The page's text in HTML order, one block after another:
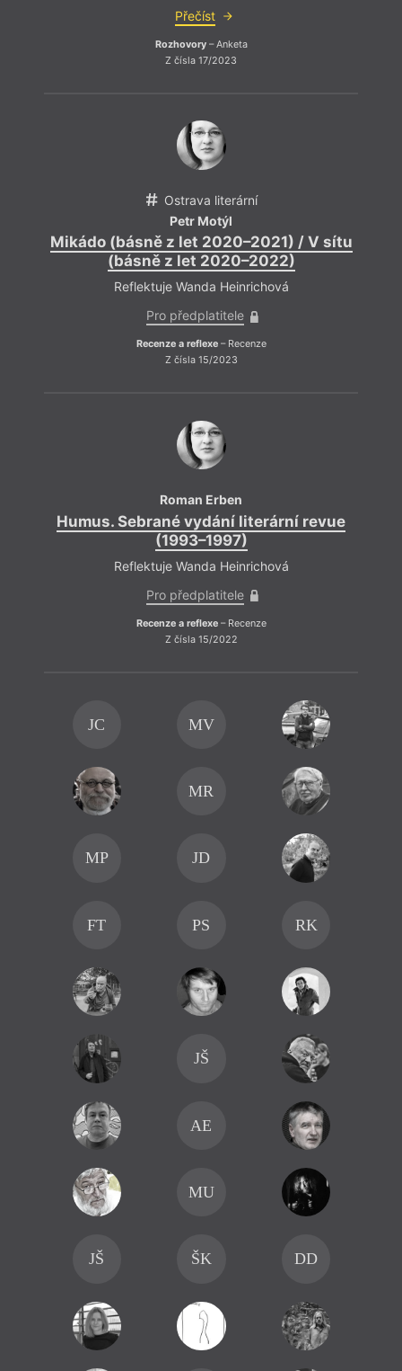
Přečíst
Rozhovory– Anketa
Z čísla 17/2023
Ostrava literární
Petr Motýl
Mikádo (básně z let 2020–2021) / V sítu
(básně z let 2020–2022)
Reflektuje Wanda Heinrichová
Pro předplatitele
Recenze a reflexe– Recenze
Z čísla 15/2023
Roman Erben
Humus. Sebrané vydání literární revue
(1993–1997)
Reflektuje Wanda Heinrichová
Pro předplatitele
Recenze a reflexe– Recenze
Z čísla 15/2022
JC MV
MR
MP JD
FT PS RK
JŠ
AE
MU
JŠ ŠK DD